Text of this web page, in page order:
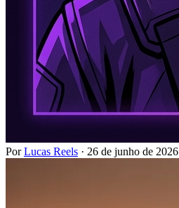
PorLucas Reels · 26 de junho de 2026